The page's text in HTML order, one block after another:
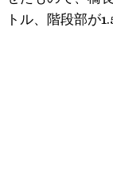
トル、階段部が